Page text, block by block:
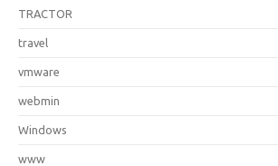
TRACTOR
travel
vmware
webmin
Windows
www